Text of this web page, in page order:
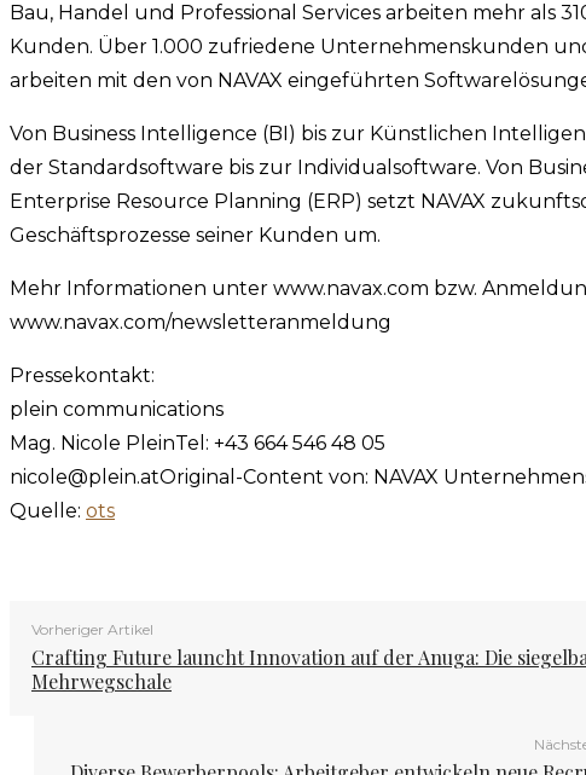
Bau, Handel und Professional Services arbeiten mehr als
Kunden. Über 1.000 zufriedene Unternehmenskunden
arbeiten mit den von NAVAX eingeführten
Von Business Intelligence (BI) bis zur Künstlichen
der Standardsoftware bis zur Individualsoftware. Von
Enterprise Resource Planning (ERP) setzt NAVAX
Geschäftsprozesse seiner Kunden um.
Mehr Informationen unter www.navax.com bzw.
www.navax.com/newsletteranmeldung
Pressekontakt:
plein communications
Mag. Nicole PleinTel: +43 664 546 48 05
nicole@plein.atOriginal-Content von: NAVAX
Quelle: ots
Vorheriger Artikel
Crafting Future launcht Innovation auf der Anuga: Die
Mehrwegschale